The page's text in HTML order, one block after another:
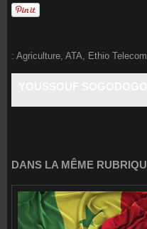
: Agriculture, ATA, Ethio Telecom
DANS LA MÊME